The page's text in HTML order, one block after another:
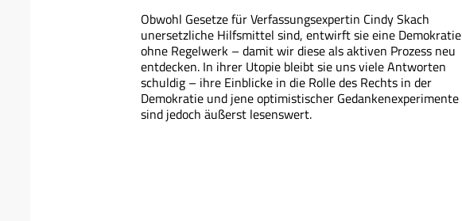
Obwohl Gesetze für Verfassungsexpertin Cindy Skach
unersetzliche Hilfsmittel sind, entwirft sie eine Demokratie
ohne Regelwerk – damit wir diese als aktiven Prozess neu
entdecken. In ihrer Utopie bleibt sie uns viele Antworten
schuldig – ihre Einblicke in die Rolle des Rechts in der
Demokratie und jene optimistischer Gedankenexperimente
sind jedoch äußerst lesenswert.